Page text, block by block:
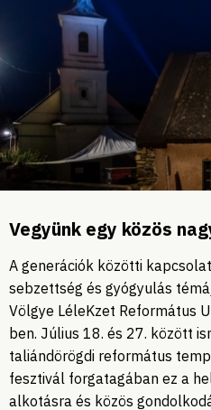
Vegyünk egy közös
A generációk közötti
sebzettség és gyógyulás
Völgye LéleKzet Református
ben. Július 18. és 27. között
taliándörögdi református
fesztivál forgatagában ez a
alkotásra és közös